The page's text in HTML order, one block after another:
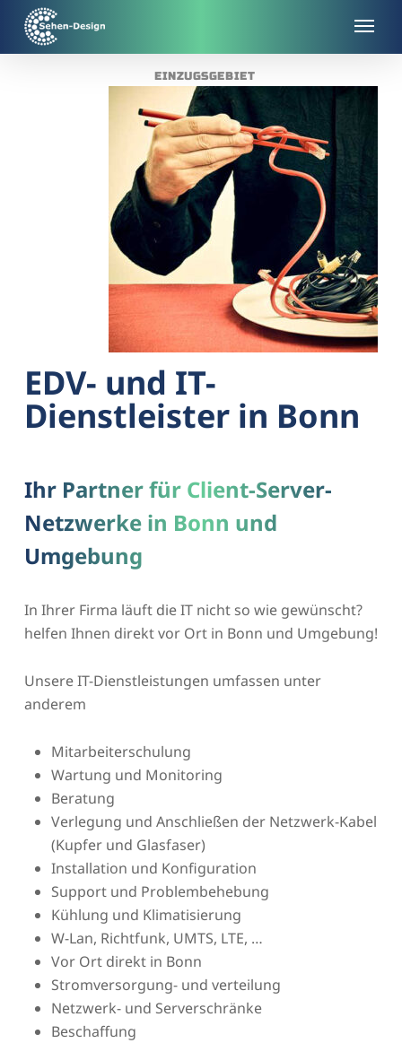
main
EINZUGSGEBIET
EDV- und IT-
Dienstleister in Bonn
Ihr Partner für Client-Server-
Netzwerke in Bonn und
Umgebung
In Ihrer Firma läuft die IT nicht so wie gewünscht?
helfen Ihnen direkt vor Ort in Bonn und Umgebung!
Unsere IT-Dienstleistungen umfassen unter
anderem
Mitarbeiterschulung
Wartung und Monitoring
Beratung
Verlegung und Anschließen der Netzwerk-Kabel
(Kupfer und Glasfaser)
Installation und Konfiguration
Support und Problembehebung
Kühlung und Klimatisierung
W-Lan, Richtfunk, UMTS, LTE, …
Vor Ort direkt in Bonn
Stromversorgung- und verteilung
Netzwerk- und Serverschränke
Beschaffung